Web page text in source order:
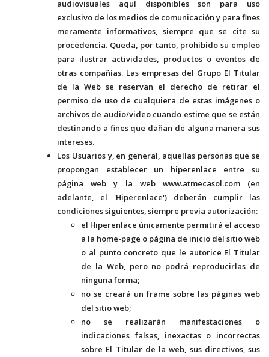
audiovisuales aquí disponibles son para uso
exclusivo de los medios de comunicación y para fines
meramente informativos, siempre que se cite su
procedencia. Queda, por tanto, prohibido su empleo
para ilustrar actividades, productos o eventos de
otras compañías. Las empresas del Grupo El Titular
de la Web se reservan el derecho de retirar el
permiso de uso de cualquiera de estas imágenes o
archivos de audio/video cuando estime que se están
destinando a fines que dañan de alguna manera sus
intereses.
Los Usuarios y, en general, aquellas personas que se
propongan establecer un hiperenlace entre su
página web y la web www.atmecasol.com (en
adelante, el 'Hiperenlace') deberán cumplir las
condiciones siguientes, siempre previa autorización:
el Hiperenlace únicamente permitirá el acceso
a la home-page o página de inicio del sitio web
o al punto concreto que le autorice El Titular
de la Web, pero no podrá reproducirlas de
ninguna forma;
no se creará un frame sobre las páginas web
del sitio web;
no se realizarán manifestaciones o
indicaciones falsas, inexactas o incorrectas
sobre El Titular de la web, sus directivos, sus